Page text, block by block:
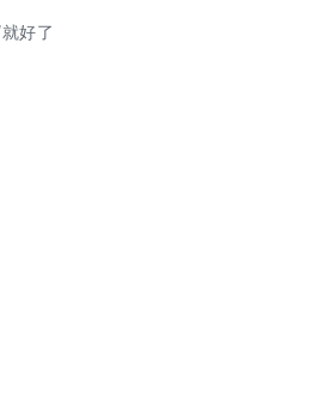
好了